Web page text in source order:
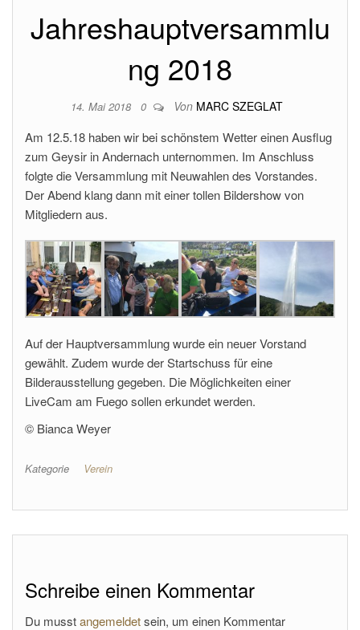
Jahreshauptversammlu
ng 2018
14. Mai 2018 0 Von MARC SZEGLAT
Am 12.5.18 haben wir bei schönstem Wetter einen Ausflug
zum Geysir in Andernach unternommen. Im Anschluss
folgte die Versammlung mit Neuwahlen des Vorstandes.
Der Abend klang dann mit einer tollen Bildershow von
Mitgliedern aus.
Auf der Hauptversammlung wurde ein neuer Vorstand
gewählt. Zudem wurde der Startschuss für eine
Bilderausstellung gegeben. Die Möglichkeiten einer
LiveCam am Fuego sollen erkundet werden.
© Bianca Weyer
Kategorie Verein
Schreibe einen Kommentar
Du musstangemeldetsein, um einen Kommentar